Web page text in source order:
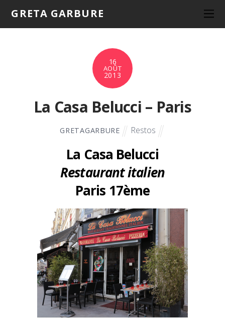
GRETA GARBURE
16
AOÛT
2013
La Casa Belucci – Paris
GRETAGARBURE Restos
La Casa Belucci
Restaurant italien
Paris 17ème